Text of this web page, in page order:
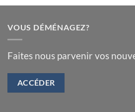
VOUS DÉMÉNAGEZ?
Faites nous parvenir vos
ACCÉDER